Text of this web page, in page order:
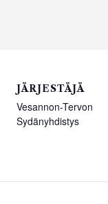
JÄRJESTÄJÄ
Vesannon-Tervon
Sydänyhdistys